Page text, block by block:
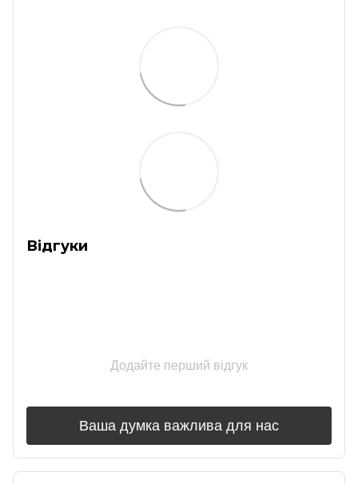
Відгуки
Додайте перший відгук
Ваша думка важлива для нас